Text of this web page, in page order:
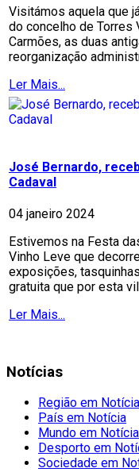
Visitámos aquela que
do concelho de Torres
Carmões, as duas
reorganização
Ler Mais...
José Bernardo,
Cadaval
04 janeiro 2024
Estivemos na Festa
Vinho Leve que
exposições,
gratuita que por esta
Ler Mais...
Notícias
Região em Notícia
País em Notícia
Mundo em Notícia
Desporto em
Sociedade em